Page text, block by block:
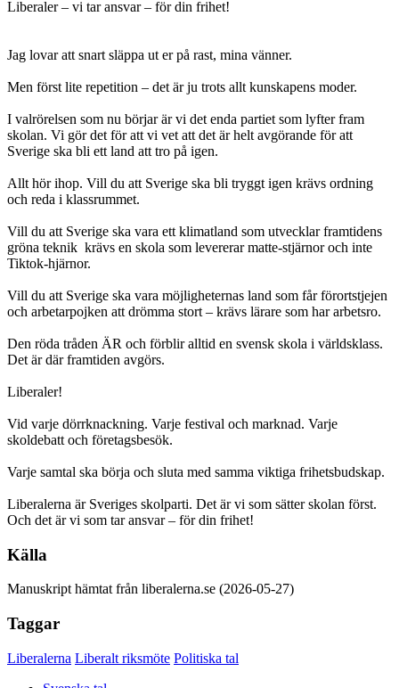
Liberaler – vi tar ansvar – för din frihet!
Jag lovar att snart släppa ut er på rast, mina vänner.
Men först lite repetition – det är ju trots allt kunskapens moder.
I valrörelsen som nu börjar är vi det enda partiet som lyfter fram
skolan. Vi gör det för att vi vet att det är helt avgörande för att
Sverige ska bli ett land att tro på igen.
Allt hör ihop. Vill du att Sverige ska bli tryggt igen krävs ordning
och reda i klassrummet.
Vill du att Sverige ska vara ett klimatland som utvecklar framtidens
gröna teknik krävs en skola som levererar matte-stjärnor och inte
Tiktok-hjärnor.
Vill du att Sverige ska vara möjligheternas land som får förortstjejen
och arbetarpojken att drömma stort – krävs lärare som har arbetsro.
Den röda tråden ÄR och förblir alltid en svensk skola i världsklass.
Det är där framtiden avgörs.
Liberaler!
Vid varje dörrknackning. Varje festival och marknad. Varje
skoldebatt och företagsbesök.
Varje samtal ska börja och sluta med samma viktiga frihetsbudskap.
Liberalerna är Sveriges skolparti. Det är vi som sätter skolan först.
Och det är vi som tar ansvar – för din frihet!
Källa
Manuskript hämtat från liberalerna.se (2026-05-27)
Taggar
Liberalerna Liberalt riksmöte Politiska tal